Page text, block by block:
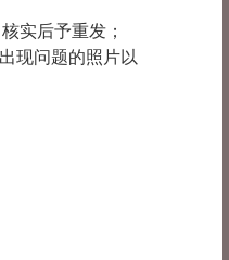
实后予重发；
现问题的照片以